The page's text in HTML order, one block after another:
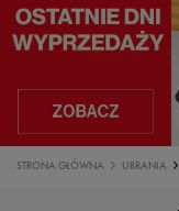
STRONA GŁÓWNA UBRANIA